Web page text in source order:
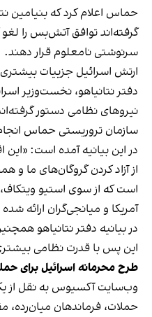
حماس اعلام کرد که بنیامین
گرفته‌اند توافق آتش‌بس را لغو
سرنوشتی نامعلوم قرار دهند.
ارتش اسرائیل جزییات بیشتری
دفتر نتانیاهو، نخست‌وزیر
نیروهای نظامی دستور
سازمان تروریستی حماس
در این بیانیه آمده است:
از آزاد کردن گروگان‌های ما و
است که از سوی استیو
آمریکا و میانجی‌گران ارائه
در بیانیه دفتر نتانیاهو
این پس با قدرت نظامی
طرح محرمانه اسرائیل برای
وب‌سایت آکسیوس به نقل از
حملات، فرماندهان